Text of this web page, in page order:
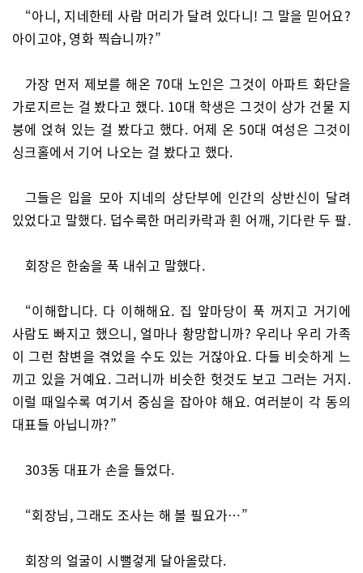
“아니, 지네한테 사람 머리가 달려 있다니! 그 말을 믿어요?
아이고야, 영화 찍습니까?”
가장 먼저 제보를 해온 70대 노인은 그것이 아파트 화단을
가로지르는 걸 봤다고 했다. 10대 학생은 그것이 상가 건물 지
붕에 얹혀 있는 걸 봤다고 했다. 어제 온 50대 여성은 그것이
싱크홀에서 기어 나오는 걸 봤다고 했다.
그들은 입을 모아 지네의 상단부에 인간의 상반신이 달려
있었다고 말했다. 덥수룩한 머리카락과 흰 어깨, 기다란 두 팔.
회장은 한숨을 푹 내쉬고 말했다.
“이해합니다. 다 이해해요. 집 앞마당이 푹 꺼지고 거기에
사람도 빠지고 했으니, 얼마나 황망합니까? 우리나 우리 가족
이 그런 참변을 겪었을 수도 있는 거잖아요. 다들 비슷하게 느
끼고 있을 거예요. 그러니까 비슷한 헛것도 보고 그러는 거지.
이럴 때일수록 여기서 중심을 잡아야 해요. 여러분이 각 동의
대표들 아닙니까?”
303동 대표가 손을 들었다.
“회장님, 그래도 조사는 해 볼 필요가…”
회장의 얼굴이 시뻘겋게 달아올랐다.